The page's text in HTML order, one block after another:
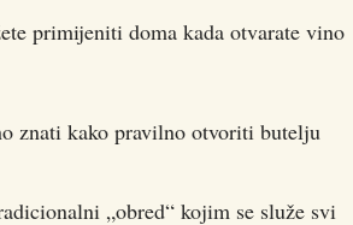
primijeniti doma kada otvarate vino
znati kako pravilno otvoriti butelju
„obred“ kojim se služe svi